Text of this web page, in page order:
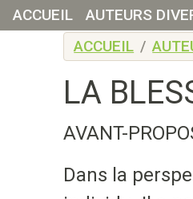
Skip to main content
ACCUEIL AUTEURS
ACCUEIL
LA
AVANT-
Dans la